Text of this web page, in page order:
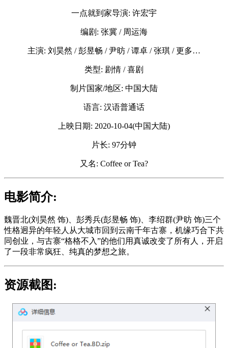
一点就到家导演: 许宏宇
编剧: 张冀 / 周运海
主演: 刘昊然 / 彭昱畅 / 尹昉 / 谭卓 / 张琪 / 更多…
类型: 剧情 / 喜剧
制片国家/地区: 中国大陆
语言: 汉语普通话
上映日期: 2020-10-04(中国大陆)
片长: 97分钟
又名: Coffee or Tea?
电影简介:
魏晋北(刘昊然 饰)、彭秀兵(彭昱畅 饰)、李绍群(尹昉 饰)三个
性格迥异的年轻人从大城市回到云南千年古寨，机缘巧合下共
同创业，与古寨“格格不入”的他们用真诚改变了所有人，开启
了一段非常疯狂、纯真的梦想之旅。
资源截图: